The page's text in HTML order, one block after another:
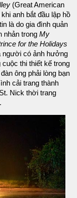
(Great American
anh bắt đầu lập hồ
là do gia đình quản
nhản trong My
for the Holidays
người có ảnh hưởng
cuộc thi thiết kế trong
ông phải lòng bạn
cải trang thành
Nick thời trang